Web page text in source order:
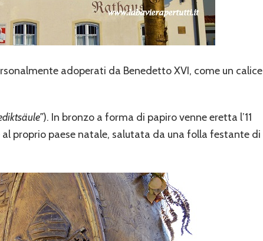
adoperati da Benedetto XVI, come un calice
). In bronzo a forma di papiro venne eretta l’11
proprio paese natale, salutata da una folla festante di